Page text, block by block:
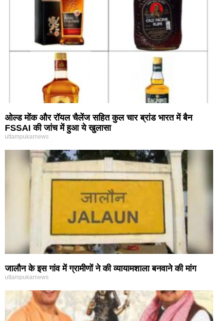
ओल्ड मोंक और रॉयल चैलेंज सहित कुल चार ब्रांड भारत में बैन
FSSAI की जांच में हुआ ये खुलासा
uttampukarnews
जालौन के इस गांव में ग्रामीणों ने की व्यायामशाला बनवाने की मांग
uttampukarnews